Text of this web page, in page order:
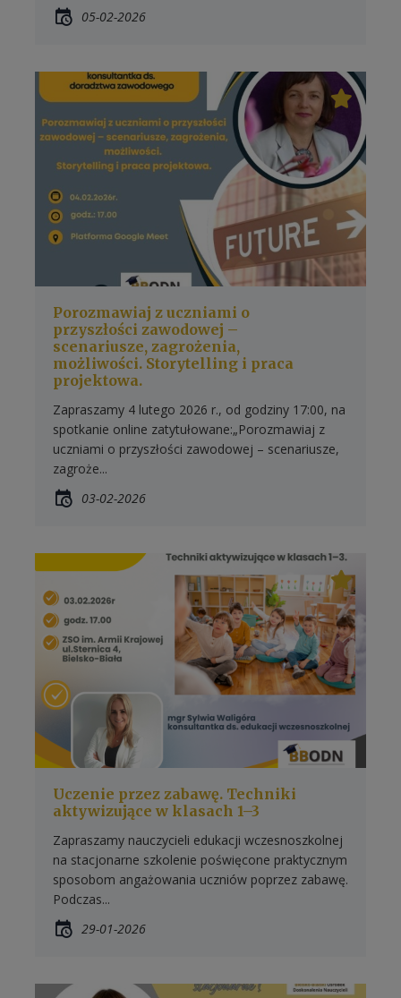
05-02-2026
Porozmawiaj z uczniami o
przyszłości zawodowej –
scenariusze, zagrożenia,
możliwości. Storytelling i praca
projektowa.
Zapraszamy 4 lutego 2026 r., od godziny 17:00, na
spotkanie online zatytułowane:„Porozmawiaj z
uczniami o przyszłości zawodowej – scenariusze,
zagroże...
03-02-2026
Uczenie przez zabawę. Techniki
aktywizujące w klasach 1–3
Zapraszamy nauczycieli edukacji wczesnoszkolnej
na stacjonarne szkolenie poświęcone praktycznym
sposobom angażowania uczniów poprzez zabawę.
Podczas...
29-01-2026